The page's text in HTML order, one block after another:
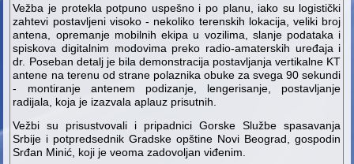
Vežba je protekla potpuno uspešno i po planu, iako su logistički
zahtevi postavljeni visoko - nekoliko terenskih lokacija, veliki broj
antena, opremanje mobilnih ekipa u vozilima, slanje podataka i
spiskova digitalnim modovima preko radio-amaterskih uređaja i
dr. Poseban detalj je bila demonstracija postavljanja vertikalne KT
antene na terenu od strane polaznika obuke za svega 90 sekundi
- montiranje antenem podizanje, lengerisanje, postavljanje
radijala, koja je izazvala aplauz prisutnih.
Vežbi su prisustvovali i pripadnici Gorske Službe spasavanja
Srbije i potpredsednik Gradske opštine Novi Beograd, gospodin
Srđan Minić, koji je veoma zadovoljan viđenim.